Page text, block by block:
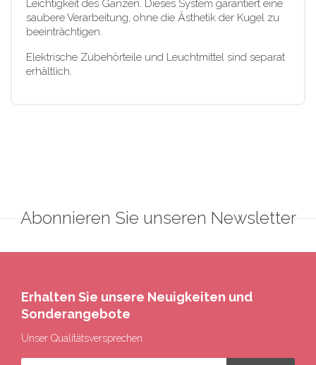
Leichtigkeit des Ganzen. Dieses System garantiert eine
saubere Verarbeitung, ohne die Ästhetik der Kugel zu
beeinträchtigen.
Elektrische Zubehörteile und Leuchtmittel sind separat
erhältlich.
Abonnieren Sie unseren Newsletter
Erhalten Sie unsere Neuigkeiten und
Sonderangebote
Unser Qualitätsversprechen